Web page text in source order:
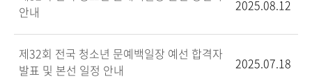
안내
2025.08.12
제32회 전국 청소년 문예백일장 예선 합격자
발표 및 본선 일정 안내
2025.07.18